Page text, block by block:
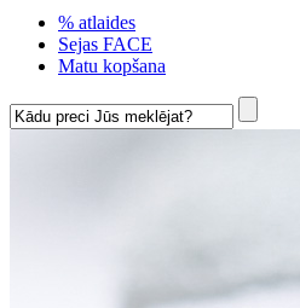
% atlaides
Sejas FACE
Matu kopšana